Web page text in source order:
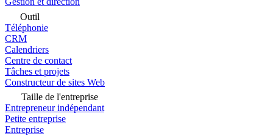
Outil
Téléphonie
CRM
Calendriers
Centre de contact
Tâches et projets
Constructeur de sites Web
Taille de l'entreprise
Entrepreneur indépendant
Petite entreprise
Entreprise